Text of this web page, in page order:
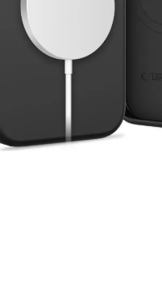
Tech-
Protect
Uniq
iPhone
17